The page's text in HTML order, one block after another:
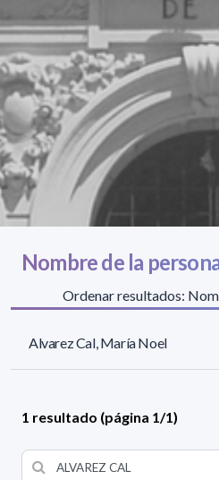
Nombre de la
Ordenar resultados:
Alvarez Cal, María Noel
1 resultado (página 1/1)